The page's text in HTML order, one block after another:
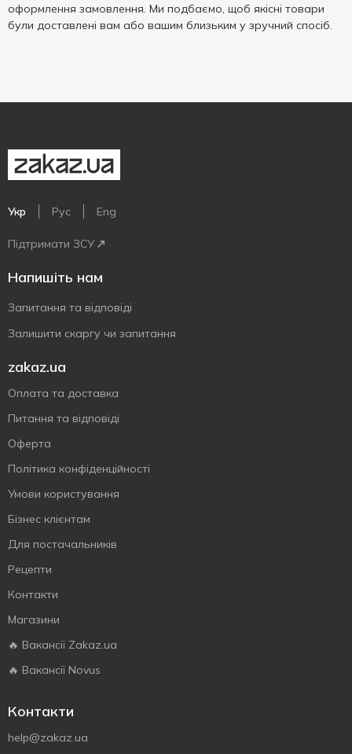
оформлення замовлення. Ми подбаємо, щоб якісні товари
були доставлені вам або вашим близьким у зручний спосіб.
Укр Рус Eng
Підтримати ЗСУ
Напишіть нам
Запитання та відповіді
Залишити скаргу чи запитання
zakaz.ua
Оплата та доставка
Питання та відповіді
Оферта
Політика конфіденційності
Умови користування
Бізнес клієнтам
Для постачальників
Рецепти
Контакти
Магазини
🔥 Вакансії Zakaz.ua
🔥 Вакансії Novus
Контакти
help@zakaz.ua